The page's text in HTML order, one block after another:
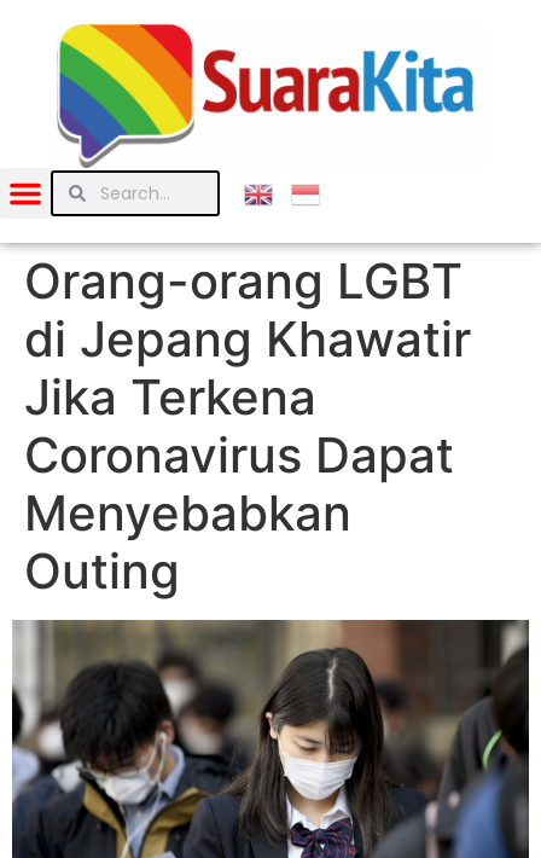
Orang-orang LGBT
di Jepang Khawatir
Jika Terkena
Coronavirus Dapat
Menyebabkan
Outing